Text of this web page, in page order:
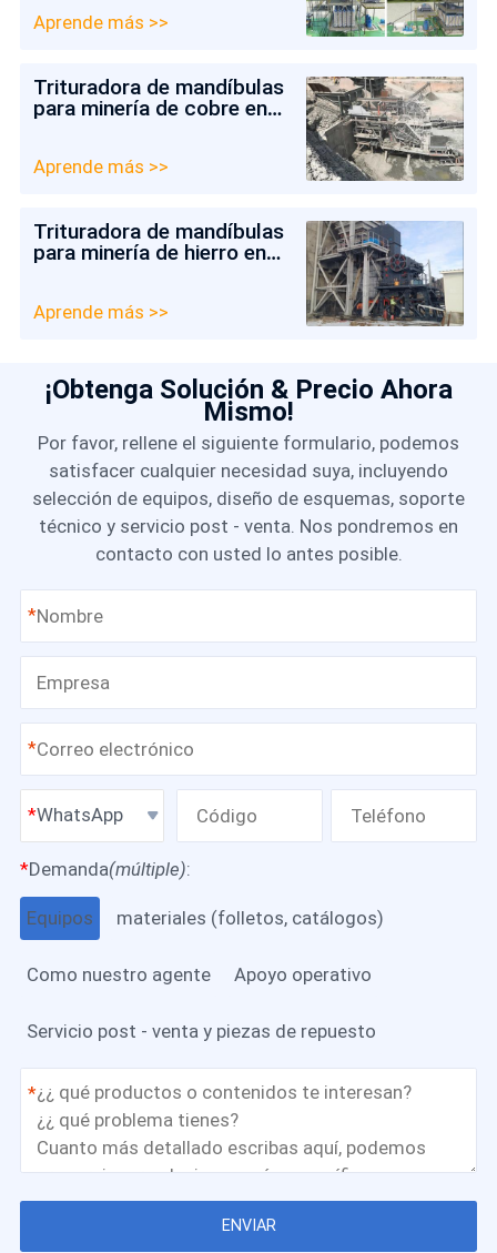
Aprende más >>
Trituradora de mandíbulas
para minería de cobre en
Aprende más >>
Trituradora de mandíbulas
para minería de hierro en
Aprende más >>
¡Obtenga Solución & Precio Ahora
Mismo!
Por favor, rellene el siguiente formulario, podemos
satisfacer cualquier necesidad suya, incluyendo
selección de equipos, diseño de esquemas, soporte
técnico y servicio post - venta. Nos pondremos en
contacto con usted lo antes posible.
*
*
WhatsApp
*Demanda(múltiple):
Equipos materiales (folletos, catálogos)
Como nuestro agente Apoyo operativo
Servicio post - venta y piezas de repuesto
*
ENVIAR